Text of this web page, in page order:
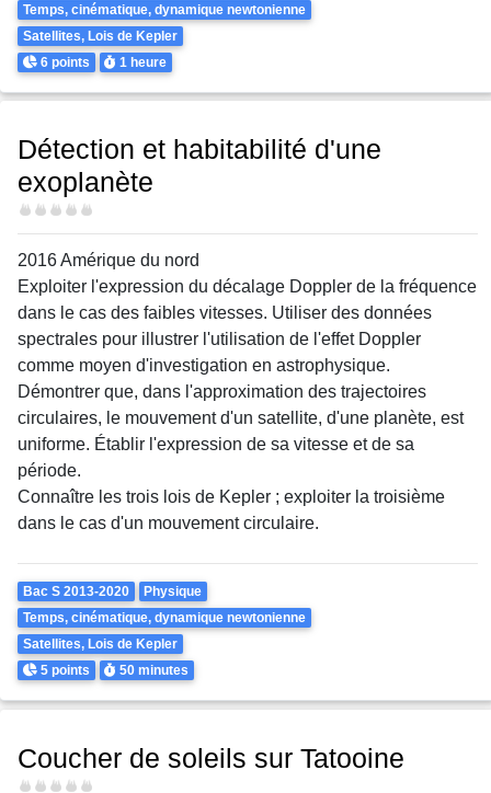
Temps, cinématique, dynamique newtonienne
Satellites, Lois de Kepler
Points
6 points Durée
1 heure
Détection et habitabilité d'une
exoplanète
Difficulté
2016 Amérique du nord
Exploiter l'expression du décalage Doppler de la fréquence
dans le cas des faibles vitesses. Utiliser des données
spectrales pour illustrer l'utilisation de l'effet Doppler
comme moyen d'investigation en astrophysique.
Démontrer que, dans l'approximation des trajectoires
circulaires, le mouvement d'un satellite, d'une planète, est
uniforme. Établir l'expression de sa vitesse et de sa
période.
Connaître les trois lois de Kepler ; exploiter la troisième
dans le cas d'un mouvement circulaire.
Theme
Bac S 2013-2020
Physique
Temps, cinématique, dynamique newtonienne
Satellites, Lois de Kepler
Points
5 points Durée
50 minutes
Coucher de soleils sur Tatooine
Difficulté